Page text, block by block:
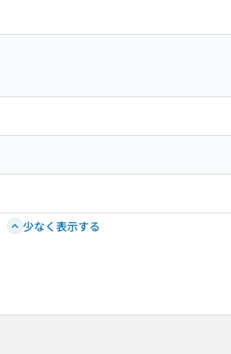
少なく表示する